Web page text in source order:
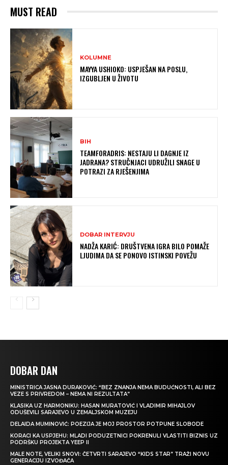
MUST READ
KOLUMNE
MAYYA USHIOKO: USPJEŠAN NA POSLU,
IZGUBLJEN U ŽIVOTU
BIH
TEAMFORADRIS: NESTAJU LI DAGNJE IZ
JADRANA? STRUČNJACI UDRUŽILI SNAGE U
POTRAZI ZA RJEŠENJIMA
DOBAR INTERVJU
NADŽA KARIĆ: DRUŠTVENA IGRA BILO POMAŽE
LJUDIMA DA SE PONOVO ISTINSKI POVEŽU
DOBAR DAN
MINISTRICA JASNA DURAKOVIĆ: “BEZ ZNANJA NEMA BUDUĆNOSTI, ALI BEZ
VEZE S PRIVREDOM – NEMA NI REZULTATA”
KLASIKA UZ HARMONIKU: HASAN MURATOVIĆ I VLADIMIR MIHAJLOV
ODUŠEVILI SARAJEVO U ZEMALJSKOM MUZEJU
DELAIDA MUMINOVIĆ: POEZIJA JE MOJ PROSTOR POTPUNE SLOBODE
KORACI KA USPJEHU: MLADI PODUZETNICI POKRENULI VLASTITI BIZNIS UZ
PODRŠKU PROJEKTA YEEP II
MALE NOTE, VELIKI SNOVI: ČETVRTI SARAJEVO “KIDS STAR” TRAŽI NOVU
GENERACIJU IZVOĐAČA